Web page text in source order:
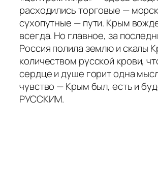
расходились торговые —
сухопутные — пути. Крым
всегда. Но главное, за
Россия полила землю и скалы
количеством русской крови,
сердце и душе горит одна
чувство — Крым был, есть и
РУССКИМ.